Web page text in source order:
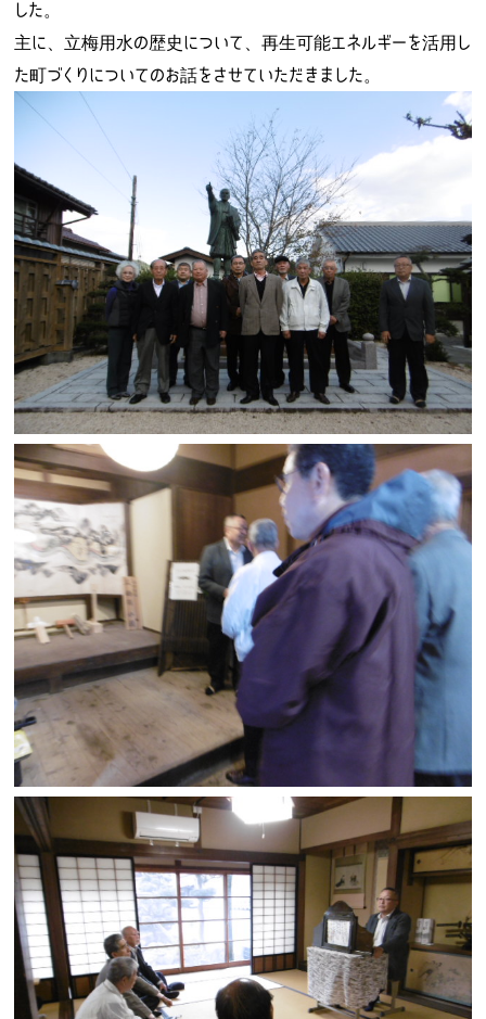
した。
主に、立梅用水の歴史について、再生可能エネルギーを活用し
た町づくりについてのお話をさせていただきました。